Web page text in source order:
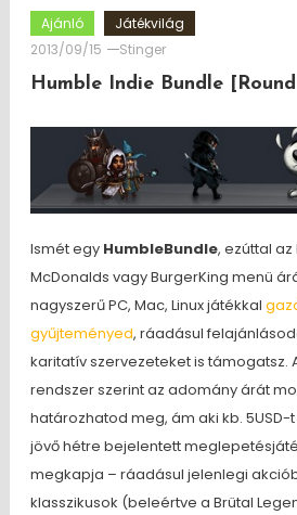
Ajánló
Játékvilág
2013/09/15
Stinger
Humble Indie Bundle [Round
Ismét egy HumbleBundle, ezúttal
McDonalds vagy BurgerKing menü
nagyszerű PC, Mac, Linux játékkal
gyűjteményed, ráadásul
karitatív szervezeteket is támogatsz.
rendszer szerint az adomány árát
határozhatod meg, ám aki kb. 5USD-
jövő hétre bejelentett
megkapja – ráadásul jelenlegi
klasszikusok (beleértve a Brütal